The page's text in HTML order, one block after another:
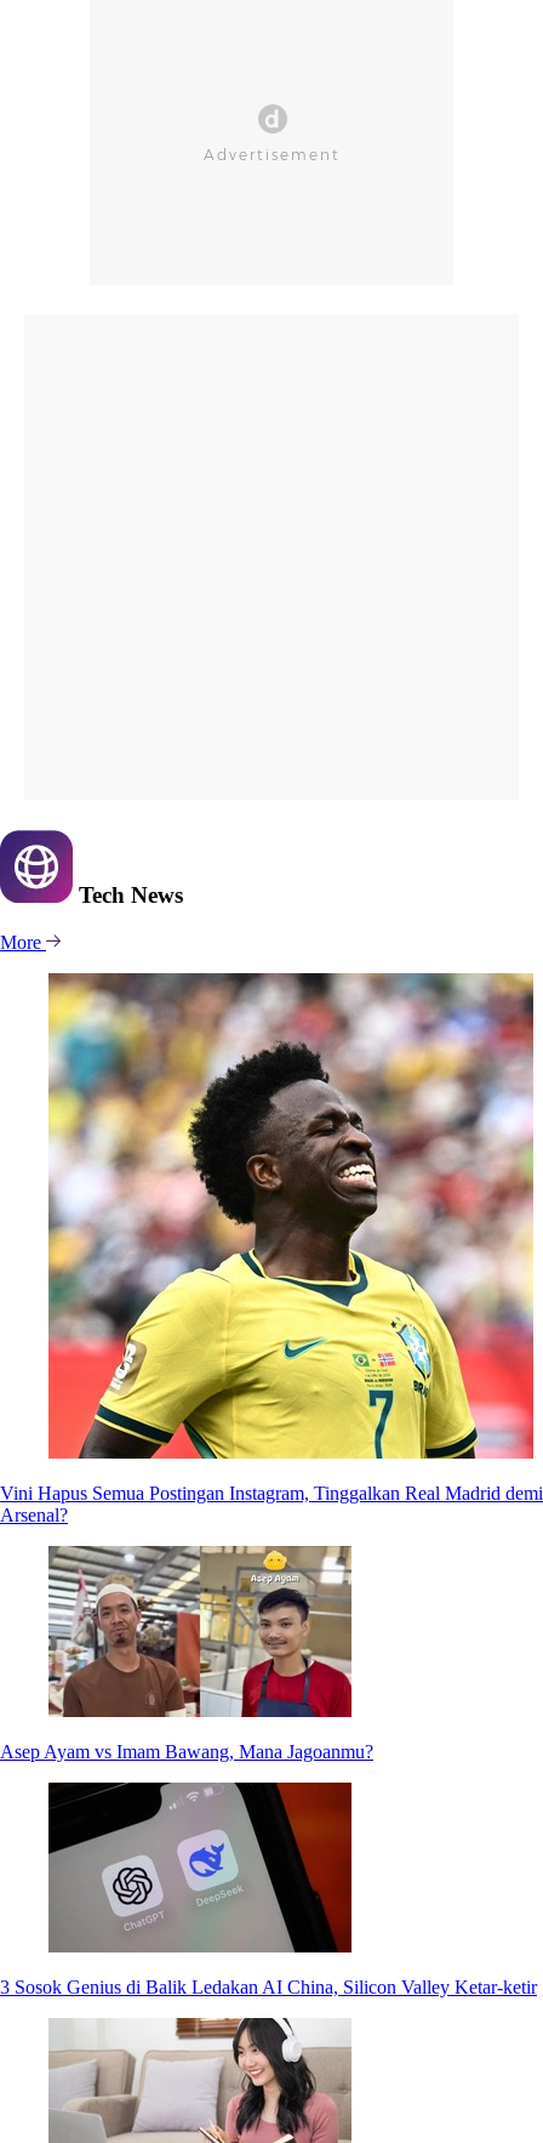
Tech News
More
Vini Hapus Semua Postingan Instagram, Tinggalkan Real Madrid demi
Arsenal?
Asep Ayam vs Imam Bawang, Mana Jagoanmu?
3 Sosok Genius di Balik Ledakan AI China, Silicon Valley Ketar-ketir